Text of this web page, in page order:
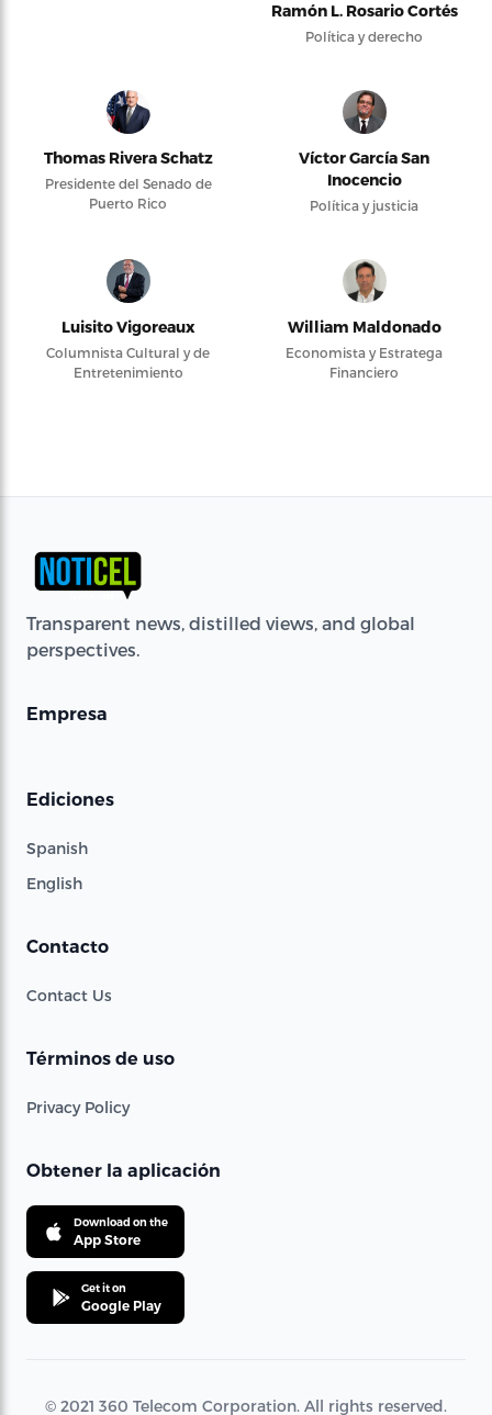
Ramón L. Rosario Cortés
Política y derecho
Thomas Rivera Schatz
Presidente del Senado de
Puerto Rico
Víctor García San
Inocencio
Política y justicia
Luisito Vigoreaux
Columnista Cultural y de
Entretenimiento
William Maldonado
Economista y Estratega
Financiero
Transparent news, distilled views, and global
perspectives.
Empresa
Ediciones
Spanish
English
Contacto
Contact Us
Términos de uso
Privacy Policy
Obtener la aplicación
Download on the
App Store
Get it on
Google Play
© 2021 360 Telecom Corporation. All rights reserved.